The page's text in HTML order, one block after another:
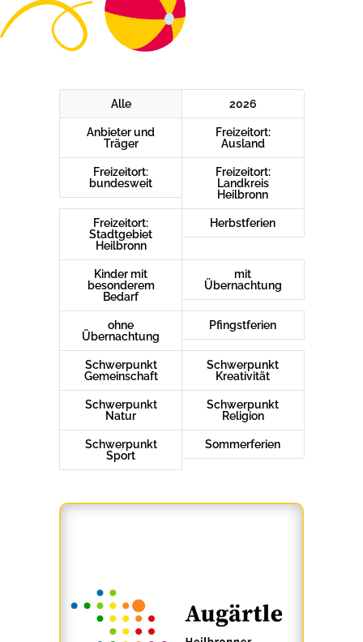
Alle 2026
Anbieter und
Träger
Freizeitort:
Ausland
Freizeitort:
bundesweit
Freizeitort:
Landkreis
Heilbronn
Freizeitort:
Stadtgebiet
Heilbronn
Herbstferien
Kinder mit
besonderem
Bedarf
mit
Übernachtung
ohne
Übernachtung
Pfingstferien
Schwerpunkt
Gemeinschaft
Schwerpunkt
Kreativität
Schwerpunkt
Natur
Schwerpunkt
Religion
Schwerpunkt
Sport
Sommerferien